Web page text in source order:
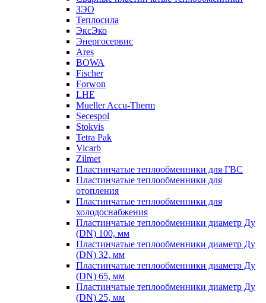
ЗЭО
Теплосила
ЭксЭко
Энергосервис
Ares
BOWA
Fischer
Forwon
LHE
Mueller Accu-Therm
Secespol
Stokvis
Tetra Pak
Vicarb
Zilmet
Пластинчатые теплообменники для ГВС
Пластинчатые теплообменники для
отопления
Пластинчатые теплообменники для
холодоснабжения
Пластинчатые теплообменники диаметр Ду
(DN) 100, мм
Пластинчатые теплообменники диаметр Ду
(DN) 32, мм
Пластинчатые теплообменники диаметр Ду
(DN) 65, мм
Пластинчатые теплообменники диаметр Ду
(DN) 25, мм